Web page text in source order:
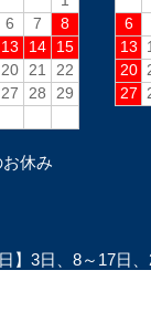
休み
】3日、8～17日